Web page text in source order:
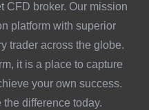
CFD broker. Our mission
platform with superior
trader across the globe.
it is a place to capture
your own success.
difference today.